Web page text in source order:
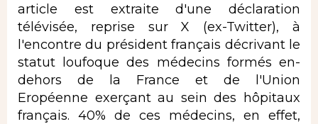
article est extraite d'une déclaration
télévisée, reprise sur X (ex-Twitter), à
l'encontre du président français décrivant le
statut loufoque des médecins formés en-
dehors de la France et de l'Union
Eropéenne exerçant au sein des hôpitaux
français. 40% de ces médecins, en effet,